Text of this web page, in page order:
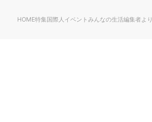
HOME特集国際人 イベント みんなの生活編集者より